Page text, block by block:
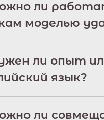
ли
моделью
ли опыт
язык?
ли